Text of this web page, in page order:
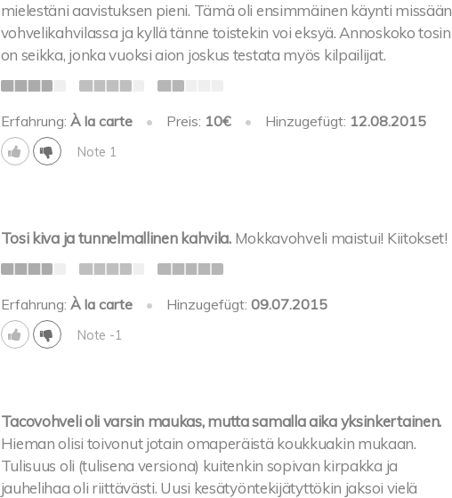
mielestäni aavistuksen pieni. Tämä oli ensimmäinen käynti missään
vohvelikahvilassa ja kyllä tänne toistekin voi eksyä. Annoskoko tosin
on seikka, jonka vuoksi aion joskus testata myös kilpailijat.
Erfahrung: À la carte • Preis: 10€ • Hinzugefügt: 12.08.2015
Note 1
Tosi kiva ja tunnelmallinen kahvila. Mokkavohveli maistui! Kiitokset!
Erfahrung: À la carte • Hinzugefügt: 09.07.2015
Note -1
Tacovohveli oli varsin maukas, mutta samalla aika yksinkertainen.
Hieman olisi toivonut jotain omaperäistä koukkuakin mukaan.
Tulisuus oli (tulisena versiona) kuitenkin sopivan kirpakka ja
jauhelihaa oli riittävästi. Uusi kesätyöntekijätyttökin jaksoi vielä